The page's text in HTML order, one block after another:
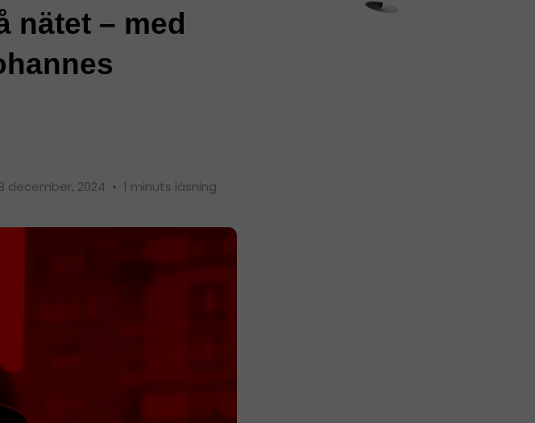
nätet – med
december, 2024 • 1 minuts läsning